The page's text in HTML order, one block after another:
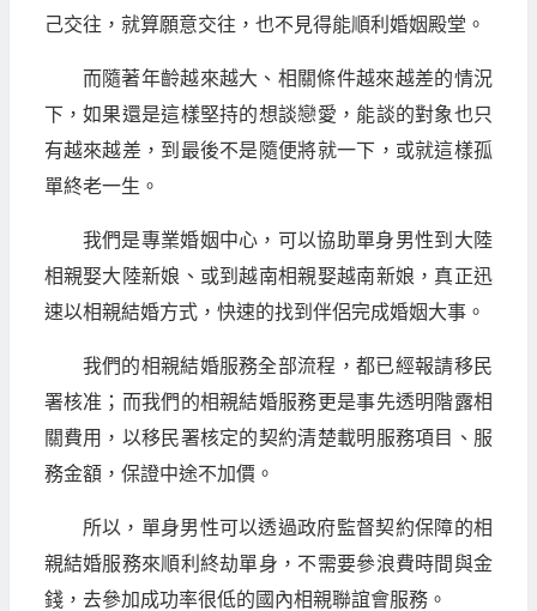
己交往，就算願意交往，也不見得能順利婚姻殿堂。
而隨著年齡越來越大、相關條件越來越差的情況
下，如果還是這樣堅持的想談戀愛，能談的對象也只
有越來越差，到最後不是隨便將就一下，或就這樣孤
單終老一生。
我們是專業婚姻中心，可以協助單身男性到大陸
相親娶大陸新娘、或到越南相親娶越南新娘，真正迅
速以相親結婚方式，快速的找到伴侶完成婚姻大事。
我們的相親結婚服務全部流程，都已經報請移民
署核准；而我們的相親結婚服務更是事先透明階露相
關費用，以移民署核定的契約清楚載明服務項目、服
務金額，保證中途不加價。
所以，單身男性可以透過政府監督契約保障的相
親結婚服務來順利終劫單身，不需要參浪費時間與金
錢，去參加成功率很低的國內相親聯誼會服務。